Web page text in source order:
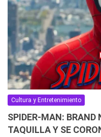
Cultura y Entretenimiento
SPIDER-MAN: BRAND
TAQUILLA Y SE